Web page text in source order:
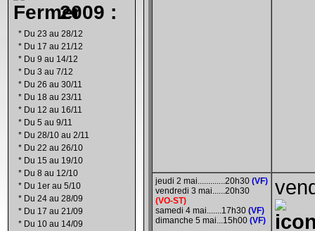
2009 :
* Du 23 au 28/12
* Du 17 au 21/12
* Du 9 au 14/12
* Du 3 au 7/12
* Du 26 au 30/11
* Du 18 au 23/11
* Du 12 au 16/11
* Du 5 au 9/11
* Du 28/10 au 2/11
* Du 22 au 26/10
* Du 15 au 19/10
* Du 8 au 12/10
* Du 1er au 5/10
* Du 24 au 28/09
* Du 17 au 21/09
* Du 10 au 14/09
jeudi 2 mai.............20h30 (VF)
vendredi 3 mai......20h30
(VO-ST)
samedi 4 mai.......17h30 (VF)
dimanche 5 mai...15h00 (VF)